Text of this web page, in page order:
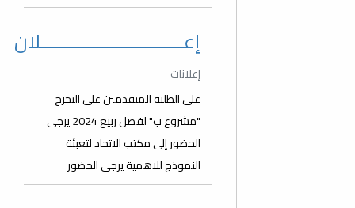
إعــــــــــــــــــــــــــــــلان
إعلانات
على الطلبة المتقدمين على التخرج
"مشروع ب" لفصل ربيع 2024 يرجى
الحضور إلى مكتب الاتحاد لتعبئة
النموذج للاهمية يرجى الحضور